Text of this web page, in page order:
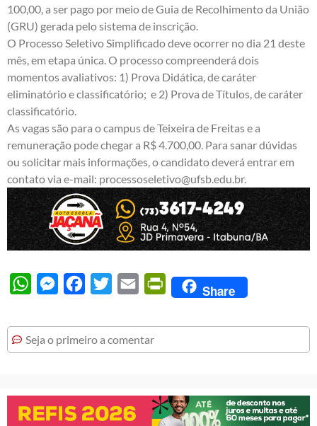
100,00, a ser pago por meio de Guia de Recolhimento da União
(GRU) gerada pelo sistema de inscrição.
O Processo Seletivo Simplificado deve ocorrer no dia 21 deste
mês, em etapa única. O processo compreenderá dois
momentos avaliativos: 1) Prova Didática, de caráter
eliminatório e classificatório; e 2) Prova de Títulos, de caráter
classificatório.
As vagas são para o campus de Teixeira de Freitas e a
remuneração pode chegar a R$ 4.700,00. Para sanar dúvidas
ou solicitar mais informações, o candidato deverá entrar em
contato via e-mail: processoseletivo@ufsb.edu.br.
WhatsAppMessengerFacebook
Twitter Email PrintFriendly
Share
Seja o primeiro a comentar